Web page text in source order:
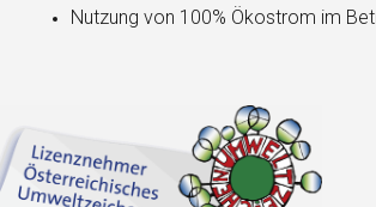
Nutzung von 100% Ökostrom im